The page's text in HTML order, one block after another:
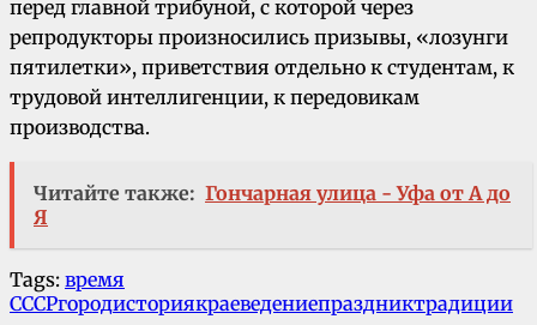
перед главной трибуной, с которой через
репродукторы произносились призывы, «лозунги
пятилетки», приветствия отдельно к студентам, к
трудовой интеллигенции, к передовикам
производства.
Читайте также: Гончарная улица - Уфа от А до
Я
Tags: время
СССРгородисториякраеведениепраздниктрадиции